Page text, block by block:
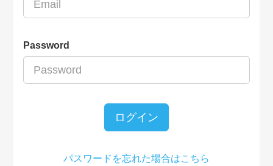
Password
ログイン
パスワードを忘れた場合はこちら